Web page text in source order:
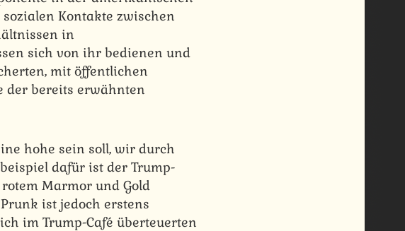
Kontakte zwischen
in
sich von ihr bedienen und
mit öffentlichen
der bereits erwähnten
hohe sein soll, wir durch
dafür ist der Trump-
Marmor und Gold
ist jedoch erstens
im Trump-Café überteuerten